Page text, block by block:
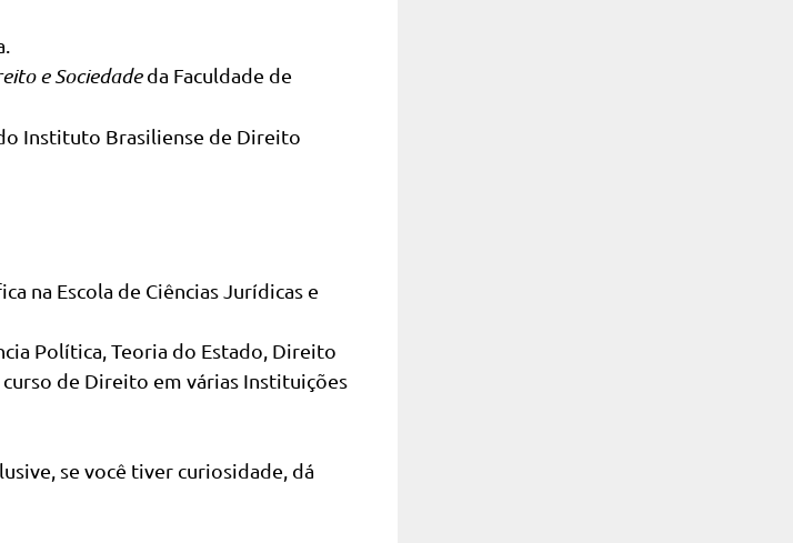
e Sociedadeda Faculdade de
Instituto Brasiliense de Direito
na Escola de Ciências Jurídicas e
Política, Teoria do Estado, Direito
de Direito em várias Instituições
se você tiver curiosidade, dá